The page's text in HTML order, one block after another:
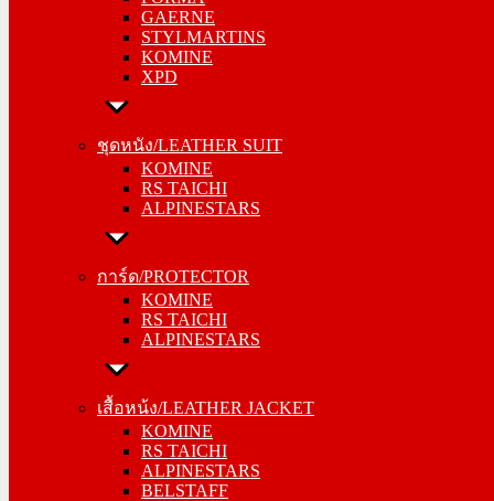
GAERNE
STYLMARTINS
KOMINE
XPD
ชุดหนัง/LEATHER SUIT
KOMINE
RS TAICHI
ALPINESTARS
การ์ด/PROTECTOR
KOMINE
RS TAICHI
ALPINESTARS
เสื้อหน้ง/LEATHER JACKET
KOMINE
RS TAICHI
ALPINESTARS
BELSTAFF
KOMINE
XPD
ชุดหนัง/LEATHER SUIT
RS TAICHI
ALPINESTARS
การ์ด/PROTECTOR
RS TAICHI
ALPINESTARS
เสื้อหน้ง/LEATHER JACKET
RS TAICHI
ALPINESTARS
BELSTAFF